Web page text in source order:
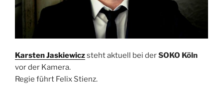
Karsten Jaskiewiczsteht aktuell bei derSOKO Köln
vor der Kamera.
Regie führt Felix Stienz.